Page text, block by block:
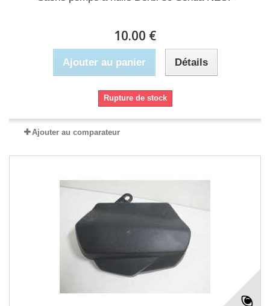
10.00 €
Ajouter au panier Détails
Rupture de stock
Ajouter au comparateur